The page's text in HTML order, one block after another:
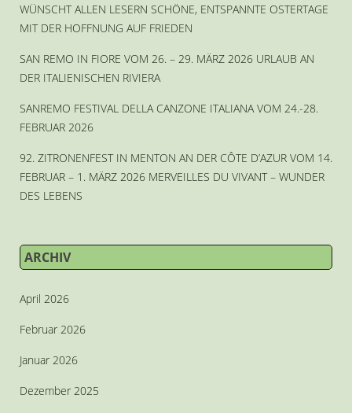
WÜNSCHT ALLEN LESERN SCHÖNE, ENTSPANNTE OSTERTAGE
MIT DER HOFFNUNG AUF FRIEDEN
SAN REMO IN FIORE VOM 26. – 29. MÄRZ 2026 URLAUB AN
DER ITALIENISCHEN RIVIERA
SANREMO FESTIVAL DELLA CANZONE ITALIANA VOM 24.-28.
FEBRUAR 2026
92. ZITRONENFEST IN MENTON AN DER CÔTE D’AZUR VOM 14.
FEBRUAR – 1. MÄRZ 2026 MERVEILLES DU VIVANT – WUNDER
DES LEBENS
ARCHIV
April 2026
Februar 2026
Januar 2026
Dezember 2025